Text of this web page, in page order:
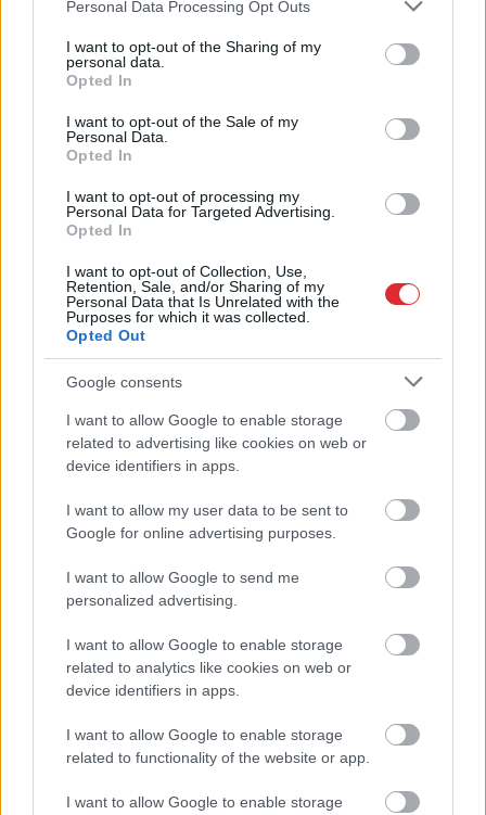
not limited to your visit or usage behaviour. You may click to
grant or deny consent to Google and its third-party tags to
use your data for below specified purposes in below Google
consent section.
Personal Data Processing Opt Outs
I want to opt-out of the Sharing of my
personal data.
Opted In
I want to opt-out of the Sale of my
Personal Data.
Opted In
I want to opt-out of processing my
Personal Data for Targeted Advertising.
Opted In
I want to opt-out of Collection, Use,
Retention, Sale, and/or Sharing of my
Personal Data that Is Unrelated with the
Purposes for which it was collected.
Opted Out
Google consents
I want to allow Google to enable storage
related to advertising like cookies on web or
device identifiers in apps.
I want to allow my user data to be sent to
Google for online advertising purposes.
I want to allow Google to send me
personalized advertising.
I want to allow Google to enable storage
related to analytics like cookies on web or
device identifiers in apps.
I want to allow Google to enable storage
related to functionality of the website or app.
I want to allow Google to enable storage
TESTS. Vai tu esi gudrāks
par ChatGPT? 99% cilvēku
“iesprūst” 5. jautājumā
“Šausmās gribas
noskurināties!” Pircējs
veikalā uzvelkas par
pie bulciņu stenda
Par sirds un asinsvadu
veselību var rūpēties
iekļaut ēdienkartē
Atcelt Ziņot